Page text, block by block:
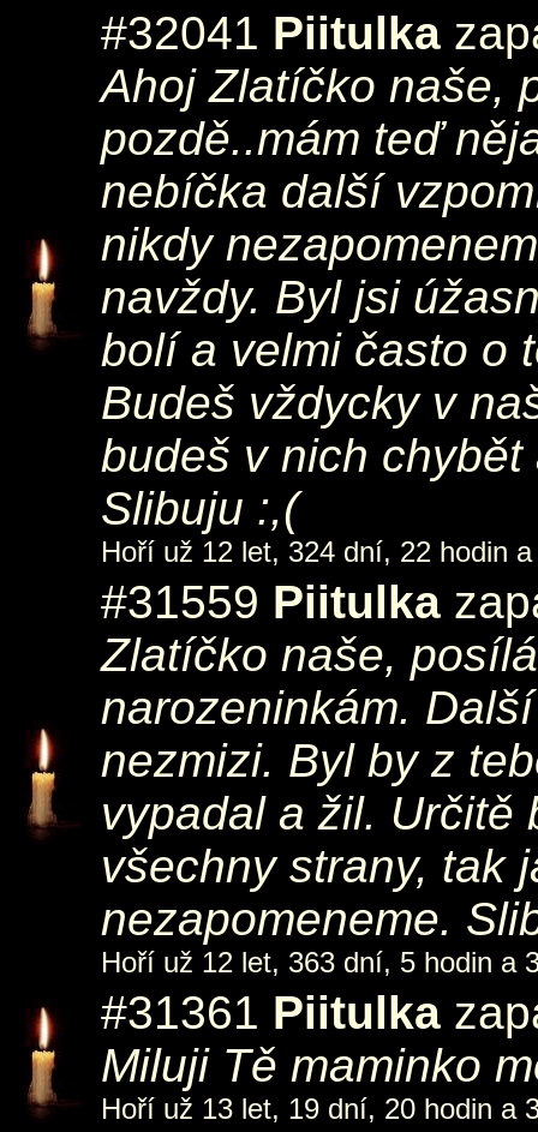
#32041 Piitulka
Ahoj Zlatíčko naše,
pozdě..mám teď
nebíčka další
nikdy
navždy. Byl jsi
bolí a velmi často o
Budeš vždycky v
budeš v nich
Slibuju :,(
Hoří už 12 let, 324 dní, 22 hodin
#31559 Piitulka
Zlatíčko naše,
narozeninkám.
nezmizi. Byl by z
vypadal a žil. Určitě
všechny strany, tak
nezapomeneme.
Hoří už 12 let, 363 dní, 5 hodin a
#31361 Piitulka
Miluji Tě maminko
Hoří už 13 let, 19 dní, 20 hodin a